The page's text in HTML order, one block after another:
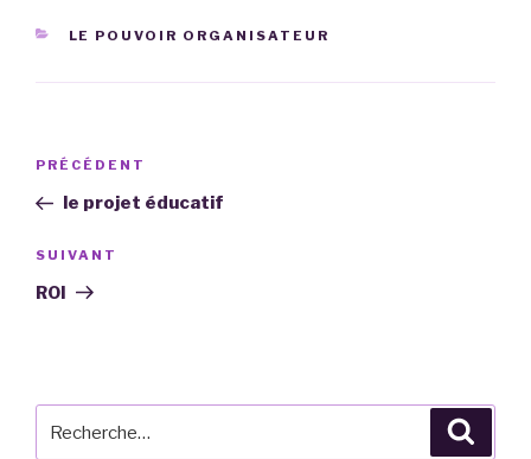
CATÉGORIES
LE POUVOIR ORGANISATEUR
Navigation
l’article
Article
précédent
PRÉCÉDENT
le projet éducatif
Article
suivant
SUIVANT
ROI
pour